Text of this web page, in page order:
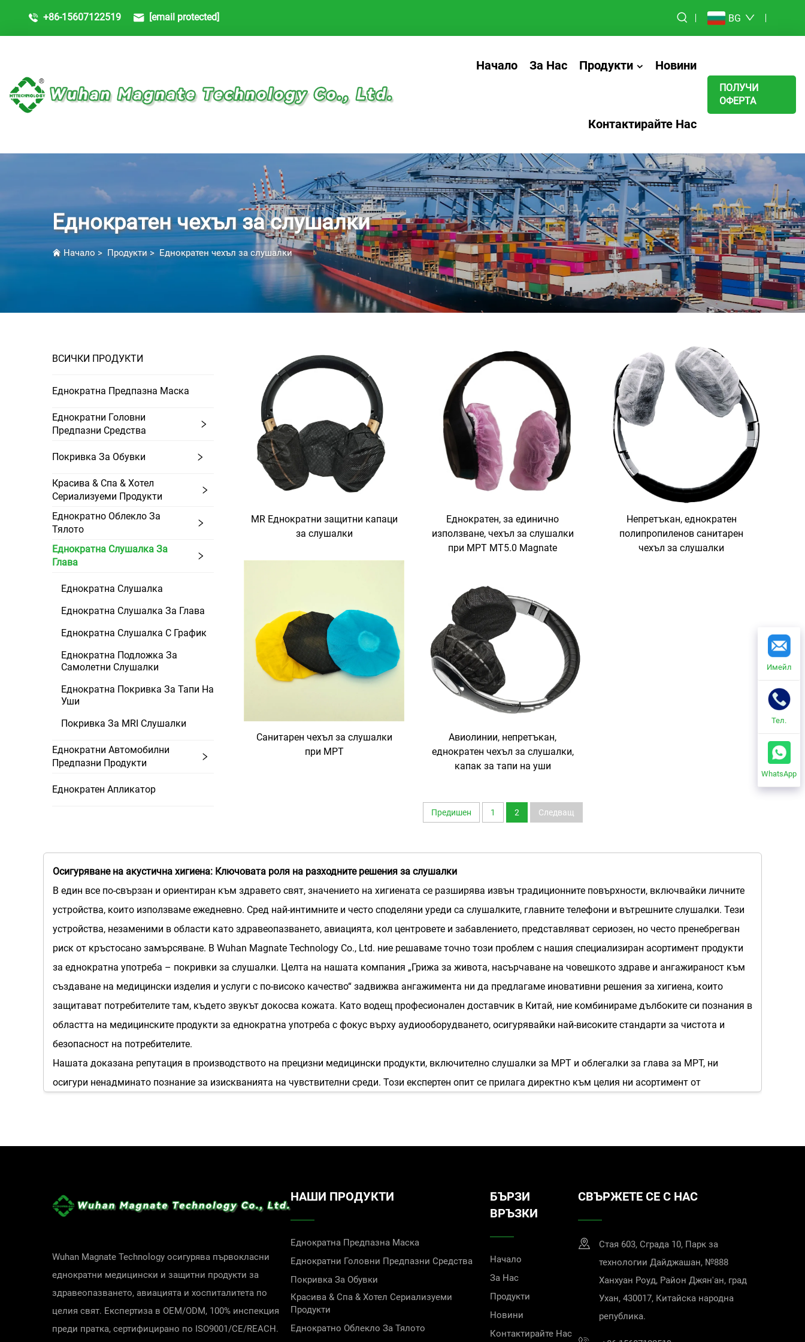
+86-15607122519 [email protected] BG
Начало За Нас Продукти Новини
Контактирайте Нас
ПОЛУЧИ
ОФЕРТА
Еднократен чехъл за слушалки
Начало > Продукти> Еднократен чехъл за слушалки
ВСИЧКИ ПРОДУКТИ
Еднократна Предпазна Маска
Еднократни Головни
Предпазни Средства
Покривка За Обувки
Красива & Спа & Хотел
Сериализуеми Продукти
Еднократно Облекло За
Тялото
Еднократна Слушалка За
Глава
Еднократна Слушалка
Еднократна Слушалка За Глава
Еднократна Слушалка С График
Еднократна Подложка За
Самолетни Слушалки
Еднократна Покривка За Тапи На
Уши
Покривка За MRI Слушалки
Еднократни Автомобилни
Предпазни Продукти
Еднократен Апликатор
MR Еднократни защитни капаци
за слушалки
Еднократен, за единично
използване, чехъл за слушалки
при МРТ MT5.0 Magnate
Непретъкан, еднократен
полипропиленов санитарен
чехъл за слушалки
Санитарен чехъл за слушалки
при МРТ
Авиолинии, непретъкан,
еднократен чехъл за слушалки,
капак за тапи на уши
Предишен 1 2 Следващ
Осигуряване на акустична хигиена: Ключовата роля на разходните решения за слушалки
В един все по-свързан и ориентиран към здравето свят, значението на хигиената се разширява извън традиционните повърхности, включвайки личните
устройства, които използваме ежедневно. Сред най-интимните и често споделяни уреди са слушалките, главните телефони и вътрешните слушалки. Тези
устройства, незаменими в области като здравеопазването, авиацията, кол центровете и забавлението, представляват сериозен, но често пренебрегван
риск от кръстосано замърсяване. В Wuhan Magnate Technology Co., Ltd. ние решаваме точно този проблем с нашия специализиран асортимент продукти
за еднократна употреба – покривки за слушалки. Целта на нашата компания „Грижа за живота, насърчаване на човешкото здраве и ангажираност към
създаване на медицински изделия и услуги с по-високо качество“ задвижва ангажимента ни да предлагаме иновативни решения за хигиена, които
защитават потребителите там, където звукът докосва кожата. Като водещ професионален доставчик в Китай, ние комбинираме дълбоките си познания в
областта на медицинските продукти за еднократна употреба с фокус върху аудиооборудването, осигурявайки най-високите стандарти за чистота и
безопасност на потребителите.
Нашата доказана репутация в производството на прецизни медицински продукти, включително слушалки за МРТ и облегалки за глава за МРТ, ни
осигури ненадминато познание за изискванията на чувствителни среди. Този експертен опит се прилага директно към целия ни асортимент от
Комплексен подход към защитата на акустичното оборудване
Терминът еднократна слушалова покривка представлява група продукти, внимателно разработени да паснат на широк асортимент от аудиоустройства.
Всеки вариант е проектиран да осигури безпроблемна, хигиенна бариера, без да компрометира качеството на звука или удобството за потребителя, като
по този начин отговаря на универсална нужда в множество индустрии.
Универсални и специализирани покривки за всяка област на приложение
Нашият асортимент е разработен да бъде както всеобхватен, така и специфичен, осигурявайки ефективна защита за всеки тип устройство, което се
Имейл
Тел.
WhatsApp
Wuhan Magnate Technology осигурява първокласни
еднократни медицински и защитни продукти за
здравеопазването, авиацията и хоспиталитета по
целия свят. Експертиза в OEM/ODM, 100% инспекция
преди пратка, сертифицирано по ISO9001/CE/REACH.
НАШИ ПРОДУКТИ
Еднократна Предпазна Маска
Еднократни Головни Предпазни Средства
Покривка За Обувки
Красива & Спа & Хотел Сериализуеми
Продукти
Еднократно Облекло За Тялото
БЪРЗИ
ВРЪЗКИ
Начало
За Нас
Продукти
Новини
Контактирайте Нас
СВЪРЖЕТЕ СЕ С НАС
Стая 603, Сграда 10, Парк за
технологии Дайджашан, №888
Ханхуан Роуд, Район Джян'ан, град
Ухан, 430017, Китайска народна
република.